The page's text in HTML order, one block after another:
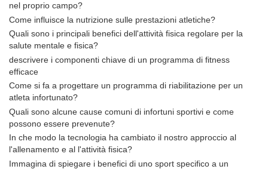
nel proprio campo?
Come influisce la nutrizione sulle prestazioni atletiche?
Quali sono i principali benefici dell'attività fisica regolare per la
salute mentale e fisica?
descrivere i componenti chiave di un programma di fitness
efficace
Come si fa a progettare un programma di riabilitazione per un
atleta infortunato?
Quali sono alcune cause comuni di infortuni sportivi e come
possono essere prevenute?
In che modo la tecnologia ha cambiato il nostro approccio al
l'allenamento e al l'attività fisica?
Immagina di spiegare i benefici di uno sport specifico a un